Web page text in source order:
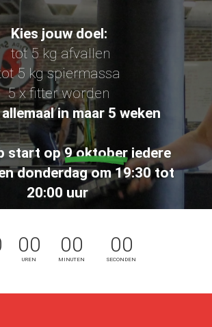
Kies jouw doel:
tot 5 kg afvallen
5 kg spiermassa
5 x fitter worden
in maar 5 weken
start op9 oktober iedere
donderdag om 19:30 tot
20:00 uur
00
UREN
00
MINUTEN
00
SECONDEN